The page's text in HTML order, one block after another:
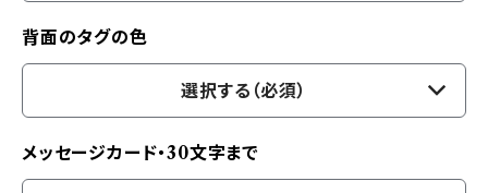
背面のタグの色
選択する（必須）
メッセージカード・30文字まで